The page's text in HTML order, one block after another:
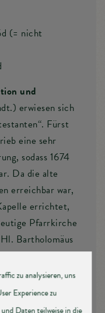
(= nicht
und
erwiesen sich
Fürst
eine sehr
sodass 1674
Da die alte
erreichbar war,
errichtet,
Pfarrkirche
Bartholomäus
in den Jahren